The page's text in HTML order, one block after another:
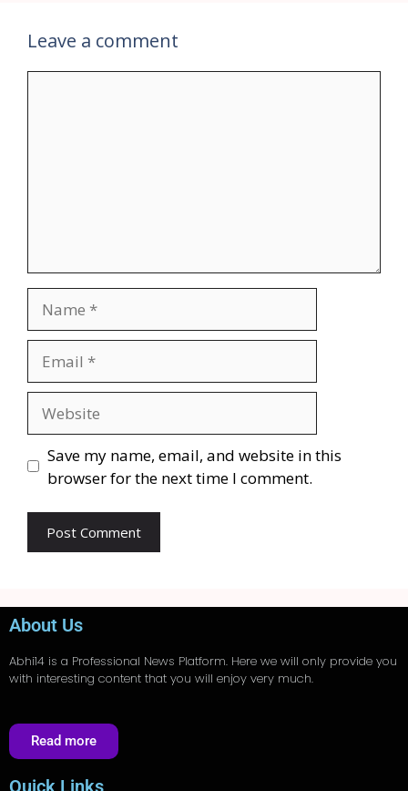
Leave a comment
Save my name, email, and website in this
browser for the next time I comment.
About Us
Abhi14 is a Professional News Platform. Here we will only provide you
with interesting content that you will enjoy very much.
Read more
Quick Links